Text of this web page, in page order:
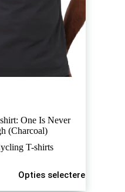
One Is Never
(Charcoal)
T-shirts
Opties selecteren